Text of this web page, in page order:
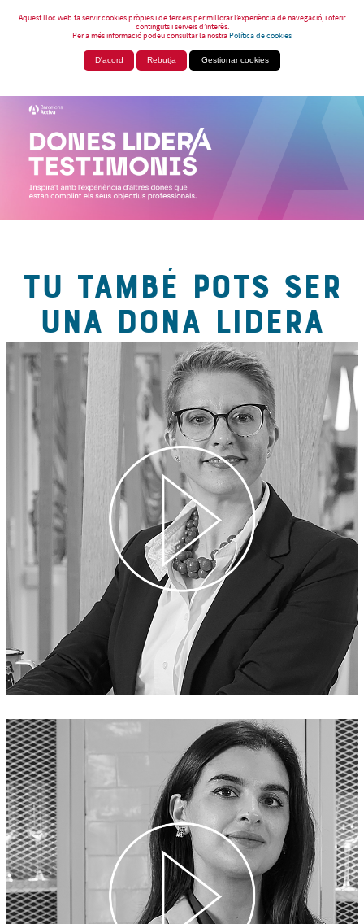
Aquest lloc web fa servir cookies pròpies i de tercers per millorar l’experiència de navegació, i oferir
continguts i serveis d’interès.
Per a més informació podeu consultar la nostraPolítica de cookies
D'acord Rebutja Gestionar cookies
TU TAMBÉ POTS SER
UNA DONA LIDERA